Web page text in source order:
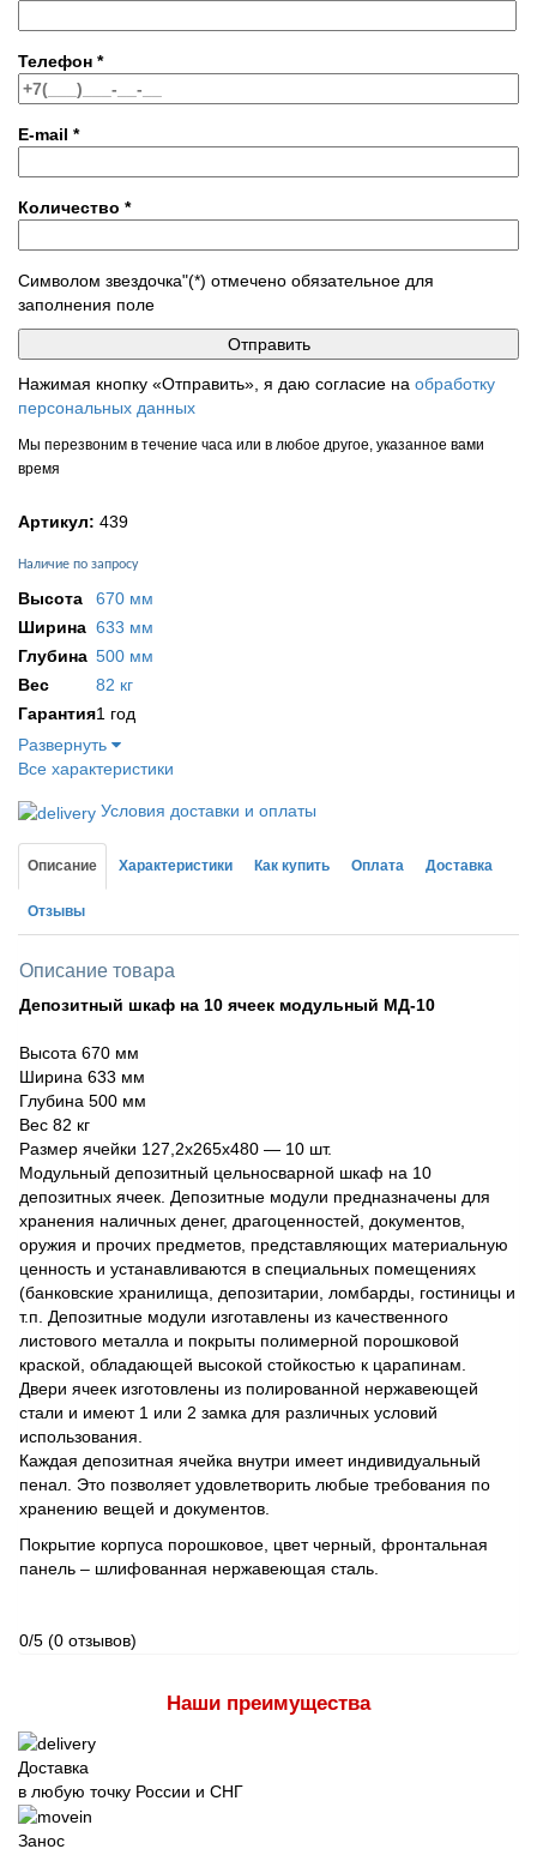
Телефон *
E-mail *
Количество *
Символом звездочка"(*) отмечено обязательное для
заполнения поле
Нажимая кнопку «Отправить», я даю согласие на обработку
персональных данных
Мы перезвоним в течение часа или в любое другое, указанное вами
время
Артикул: 439
Наличие по запросу
Высота
670 мм
Ширина 633 мм
Глубина 500 мм
Вес
82 кг
Гарантия1 год
Развернуть
Все характеристики
Условия доставки и оплаты
Описание Характеристики Как купить Оплата Доставка
Отзывы
Описание товара
Депозитный шкаф на 10 ячеек модульный МД-10
Высота 670 мм
Ширина 633 мм
Глубина 500 мм
Вес 82 кг
Размер ячейки 127,2х265х480 — 10 шт.
Модульный депозитный цельносварной шкаф на 10
депозитных ячеек. Депозитные модули предназначены для
хранения наличных денег, драгоценностей, документов,
оружия и прочих предметов, представляющих материальную
ценность и устанавливаются в специальных помещениях
(банковские хранилища, депозитарии, ломбарды, гостиницы и
т.п. Депозитные модули изготавлены из качественного
листового металла и покрыты полимерной порошковой
краской, обладающей высокой стойкостью к царапинам.
Двери ячеек изготовлены из полированной нержавеющей
стали и имеют 1 или 2 замка для различных условий
использования.
Каждая депозитная ячейка внутри имеет индивидуальный
пенал. Это позволяет удовлетворить любые требования по
хранению вещей и документов.
Покрытие корпуса порошковое, цвет черный, фронтальная
панель – шлифованная нержавеющая сталь.
0/5 (0 отзывов)
Наши преимущества
Доставка
в любую точку России и СНГ
Занос